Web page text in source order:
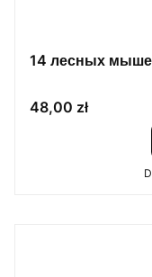
14 лесных
Cena
48,00 zł